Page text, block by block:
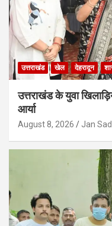
उत्तराखंड खेल देहरादून
उत्तराखंड के युवा
आर्या
August 8, 2026 Jan